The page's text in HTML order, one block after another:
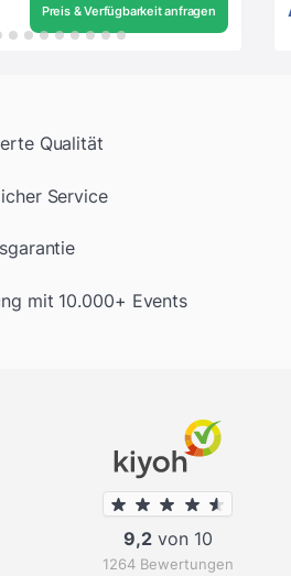
Preis & Verfügbarkeit anfragen
Qualität
Service
mit 10.000+ Events
9,2von 10
1264 Bewertungen